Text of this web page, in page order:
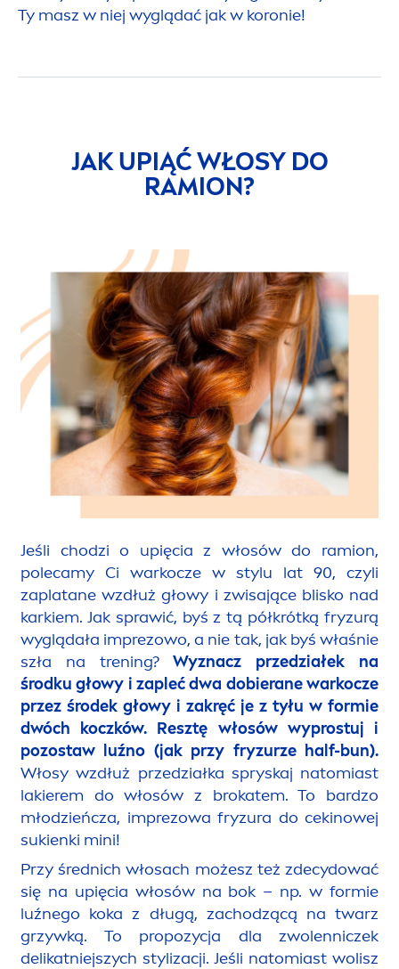
Ty masz w niej wyglądać jak w koronie!
JAK UPIĄĆ WŁOSY DO
RAMION?
Jeśli chodzi o upięcia z włosów do ramion,
polecamy Ci warkocze w stylu lat 90, czyli
zaplatane wzdłuż głowy i zwisające blisko nad
karkiem. Jak sprawić, byś z tą półkrótką fryzurą
wyglądała imprezowo, a nie tak, jak byś właśnie
szła na trening?Wyznacz przedziałek na
środku głowy i zapleć dwa dobierane warkocze
przez środek głowy i zakręć je z tyłu w formie
dwóch koczków. Resztę włosów wyprostuj i
pozostaw luźno (jak przy fryzurze half-bun).
Włosy wzdłuż przedziałka spryskaj natomiast
lakierem do włosów z brokatem. To bardzo
młodzieńcza, imprezowa fryzura do cekinowej
sukienki mini!
Przy średnich włosach możesz też zdecydować
się na upięcia włosów na bok – np. w formie
luźnego koka z długą, zachodzącą na twarz
grzywką. To propozycja dla zwolenniczek
delikatniejszych stylizacji. Jeśli natomiast wolisz